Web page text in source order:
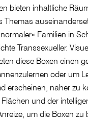
bieten inhaltliche
Themas
Familien in
Transsexueller.
diese Boxen einen
oder um
erscheinen, näher zu
und der
um die Boxen zu